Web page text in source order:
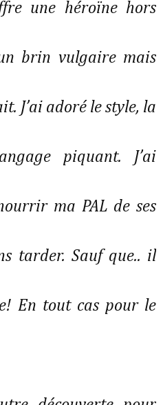
une héroïne hors
brin vulgaire mais
J’ai adoré le style, la
piquant. J’ai
ma PAL de ses
tarder. Sauf que.. il
En tout cas pour le